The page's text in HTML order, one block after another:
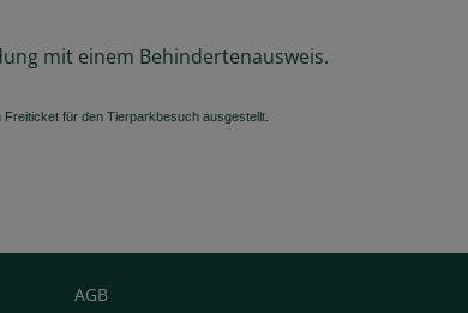
mit einem Behindertenausweis.
für den Tierparkbesuch ausgestellt.
AGB